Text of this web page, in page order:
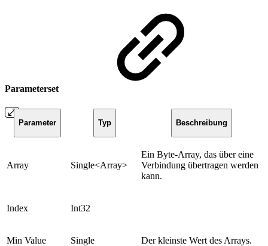
Parameterset
Parameter Typ Beschreibung
Array Single<Array>
Ein Byte-Array, das über eine
Verbindung übertragen werden
kann.
Index Int32
Min Value Single Der kleinste Wert des Arrays.